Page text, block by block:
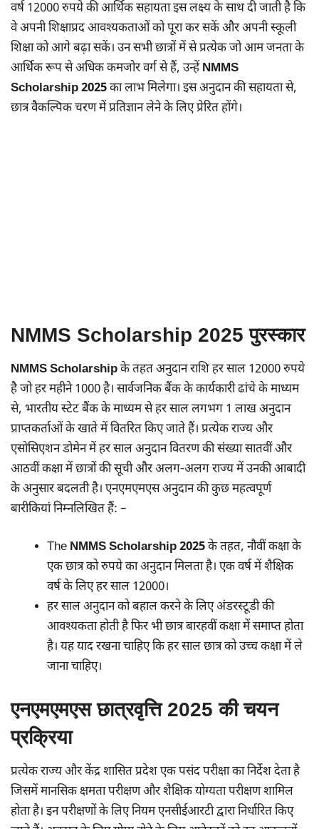
वर्ष 12000 रुपये की आर्थिक सहायता इस लक्ष्य के साथ दी जाती है कि
वे अपनी शिक्षाप्रद आवश्यकताओं को पूरा कर सकें और अपनी स्कूली
शिक्षा को आगे बढ़ा सकें। उन सभी छात्रों में से प्रत्येक जो आम जनता के
आर्थिक रूप से अधिक कमजोर वर्ग से हैं, उन्हेंNMMS
Scholarship 2025का लाभ मिलेगा। इस अनुदान की सहायता से,
छात्र वैकल्पिक चरण में प्रतिज्ञान लेने के लिए प्रेरित होंगे।
NMMS Scholarship 2025 पुरस्कार
NMMS Scholarshipके तहत अनुदान राशि हर साल 12000 रुपये
है जो हर महीने 1000 है। सार्वजनिक बैंक के कार्यकारी ढांचे के माध्यम
से, भारतीय स्टेट बैंक के माध्यम से हर साल लगभग 1 लाख अनुदान
प्राप्तकर्ताओं के खाते में वितरित किए जाते हैं। प्रत्येक राज्य और
एसोसिएशन डोमेन में हर साल अनुदान वितरण की संख्या सातवीं और
आठवीं कक्षा में छात्रों की सूची और अलग-अलग राज्य में उनकी आबादी
के अनुसार बदलती है। एनएमएमएस अनुदान की कुछ महत्वपूर्ण
बारीकियां निम्नलिखित हैं: –
The NMMS Scholarship 2025के तहत, नौवीं कक्षा के
एक छात्र को रुपये का अनुदान मिलता है। एक वर्ष में शैक्षिक
वर्ष के लिए हर साल 12000।
हर साल अनुदान को बहाल करने के लिए अंडरस्टूडी की
आवश्यकता होती है फिर भी छात्र बारहवीं कक्षा में समाप्त होता
है। यह याद रखना चाहिए कि हर साल छात्र को उच्च कक्षा में ले
जाना चाहिए।
एनएमएमएस छात्रवृत्ति 2025 की चयन
प्रक्रिया
प्रत्येक राज्य और केंद्र शासित प्रदेश एक पसंद परीक्षा का निर्देश देता है
जिसमें मानसिक क्षमता परीक्षण और शैक्षिक योग्यता परीक्षण शामिल
होता है। इन परीक्षणों के लिए नियम एनसीईआरटी द्वारा निर्धारित किए